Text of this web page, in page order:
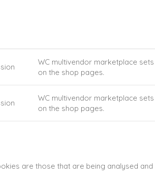
WC multivendor marketplace
on the shop pages.
WC multivendor marketplace
on the shop pages.
are those that are being analysed